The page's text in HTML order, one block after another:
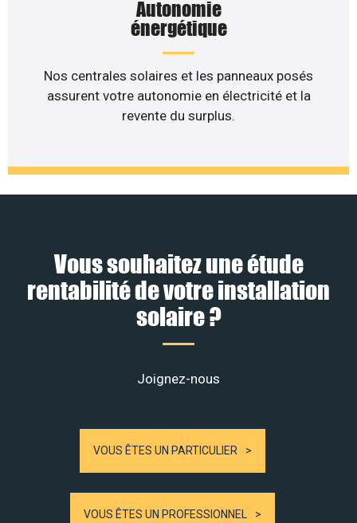
Autonomie
énergétique
Nos centrales solaires et les panneaux posés
assurent votre autonomie en électricité et la
revente du surplus.
Vous souhaitez une étude
rentabilité de votre installation
solaire ?
Joignez-nous
VOUS ÊTES UN PARTICULIER
VOUS ÊTES UN PROFESSIONNEL